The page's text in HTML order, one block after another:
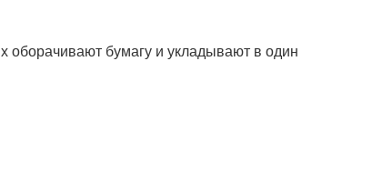
бумагу и укладывают в один